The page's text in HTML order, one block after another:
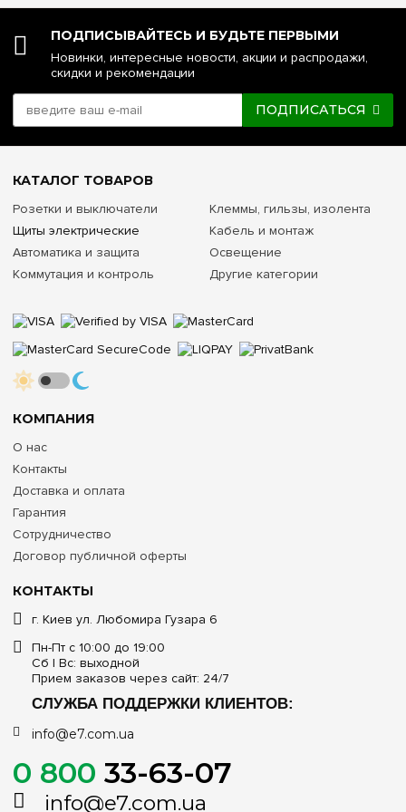
ПОДПИСЫВАЙТЕСЬ И БУДЬТЕ ПЕРВЫМИ
Новинки, интересные новости, акции и распродажи,
скидки и рекомендации
ПОДПИСАТЬСЯ
КОНТАКТЫ
г. Киев ул. Любомира Гузара 6
Пн-Пт с 10:00 до 19:00
Сб | Вс: выходной
Прием заказов через сайт: 24/7
СЛУЖБА ПОДДЕРЖКИ КЛИЕНТОВ:
info@e7.com.ua
0 800 33-63-07
info@e7.com.ua
КОМПАНИЯ
О нас
Контакты
Доставка и оплата
Гарантия
Сотрудничество
Договор публичной оферты
КАТАЛОГ ТОВАРОВ
Розетки и выключатели
Щиты электрические
Автоматика и защита
Коммутация и контроль
Клеммы, гильзы, изолента
Кабель и монтаж
Освещение
Другие категории